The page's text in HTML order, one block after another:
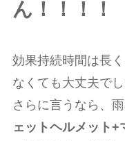
ん！！！！
効果持続時間は長
なくても大丈夫でし
さらに言うなら、
ェットヘルメット+